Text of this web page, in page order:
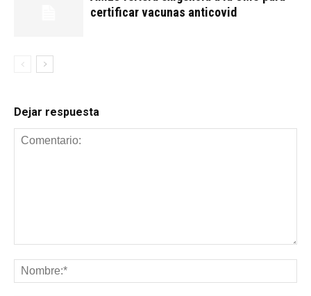
certificar vacunas anticovid
Dejar respuesta